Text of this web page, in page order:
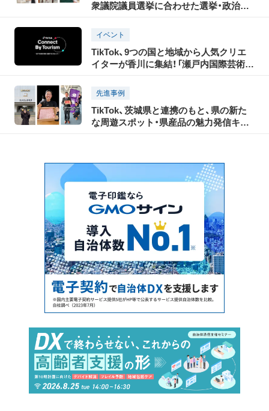
衆議院議員選挙に合わせた選挙・政治啓
イベント
TikTok、9つの国と地域から人気クリエ
イターが香川に集結！「瀬戸内国際芸術祭
世界に発信する「TikTok Connect By
Tourism」を開催！
先進事例
TikTok、茨城県と連携のもと、県の新た
な周遊スポット・県産品の魅力発信キャ